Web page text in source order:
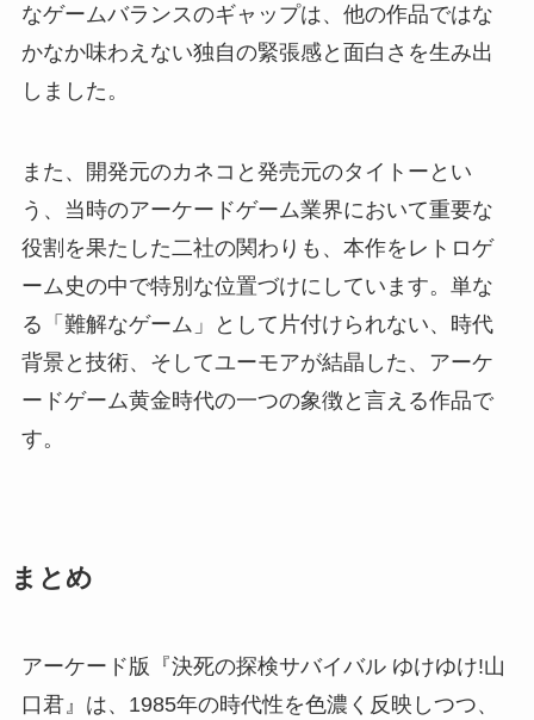
なゲームバランスのギャップは、他の作品ではな
かなか味わえない独自の緊張感と面白さを生み出
しました。
また、開発元のカネコと発売元のタイトーとい
う、当時のアーケードゲーム業界において重要な
役割を果たした二社の関わりも、本作をレトロゲ
ーム史の中で特別な位置づけにしています。単な
る「難解なゲーム」として片付けられない、時代
背景と技術、そしてユーモアが結晶した、アーケ
ードゲーム黄金時代の一つの象徴と言える作品で
す。
まとめ
アーケード版『決死の探検サバイバル ゆけゆけ!山
口君』は、1985年の時代性を色濃く反映しつつ、